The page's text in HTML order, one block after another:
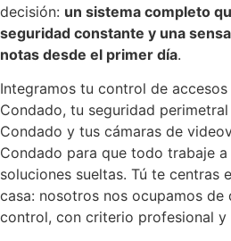
decisión: un sistema completo
seguridad constante y una
notas desde el primer día.
Integramos tu control de accesos
Condado, tu seguridad perimetral
Condado y tus cámaras de
Condado para que todo trabaje
soluciones sueltas. Tú te centras
casa: nosotros nos ocupamos
control, con criterio profesional y